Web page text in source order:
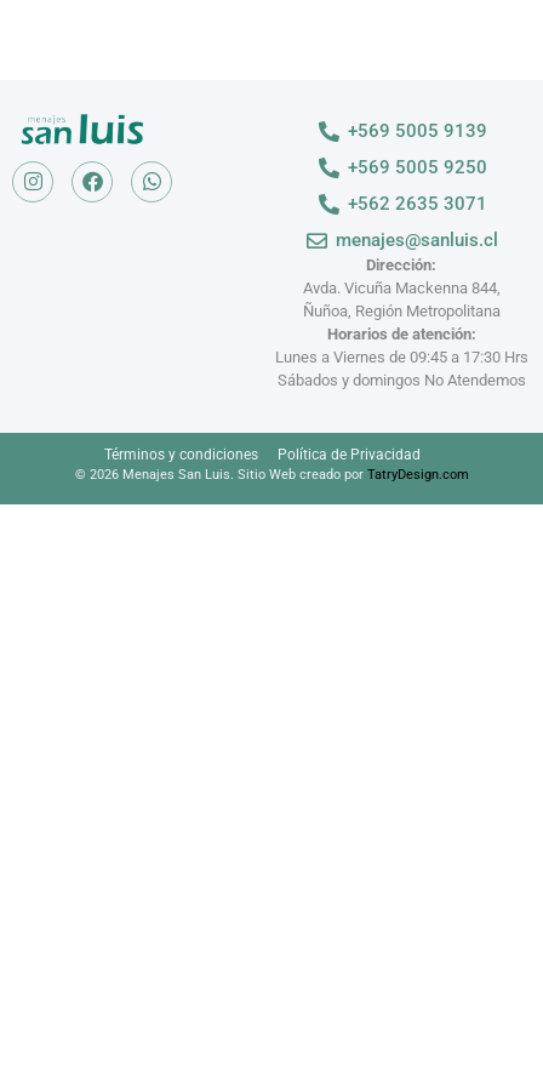
Dirección:
Avda. Vicuña Mackenna 844,
Ñuñoa, Región Metropolitana
Horarios de atención:
Lunes a Viernes de 09:45 a 17:30 Hrs
Sábados y domingos No Atendemos
+569 5005 9139
+569 5005 9250
+562 2635 3071
menajes@sanluis.cl
Términos y condiciones Política de Privacidad
© 2026 Menajes San Luis. Sitio Web creado por TatryDesign.com